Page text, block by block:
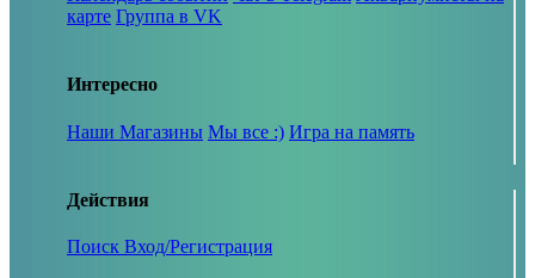
карте Группа в VK
Интересно
Наши Магазины Мы все :) Игра на память
Действия
Поиск Вход/Регистрация